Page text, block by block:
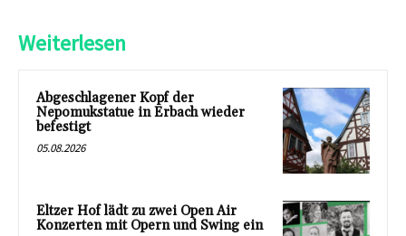
Weiterlesen
Abgeschlagener Kopf der
Nepomukstatue in Erbach wieder
befestigt
05.08.2026
Eltzer Hof lädt zu zwei Open Air
Konzerten mit Opern und Swing ein